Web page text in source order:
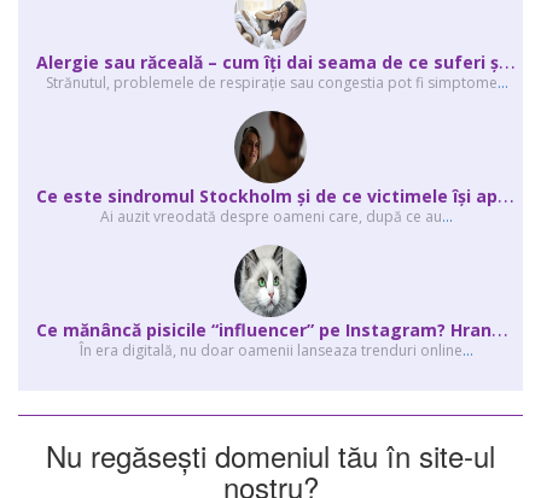
A
lergie sau răceală – cum îţi dai seama de ce suferi și de ce conteaz...
Strănutul, problemele de respirație sau congestia pot fi simptome...
C
e este sindromul Stockholm și de ce victimele își apără agresorii.
Ai auzit vreodată despre oameni care, după ce au...
C
e mănâncă pisicile “influencer” pe Instagram? Hrana lor virală
În era digitală, nu doar oamenii lanseaza trenduri online...
Nu regăsești domeniul tău în site-ul
nostru?